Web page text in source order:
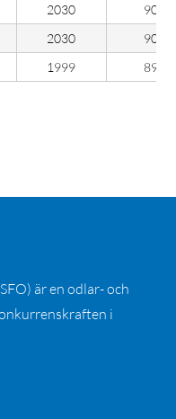
2030
90
2030
90
1999 89
är en odlar- och
i